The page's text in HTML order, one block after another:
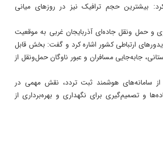
بیشترین حجم ترافیک نیز در روزهای میانی
و حمل‌ ونقل جاده‌ای آذربایجان ‌غربی به موقعیت
ارتباطی کشور اشاره کرد و گفت: بخش قابل
جابه‌جایی مسافران و عبور ناوگان حمل‌ونقل از
از سامانه‌های هوشمند ثبت تردد، نقش مهمی در
و تصمیم‌گیری برای نگهداری و بهره‌برداری از